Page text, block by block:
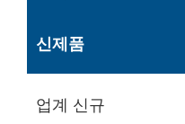
신제품
업계 신규